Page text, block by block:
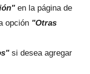
en la página de
opción "Otras
si desea agregar